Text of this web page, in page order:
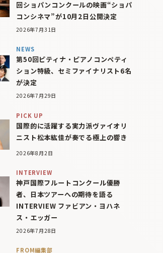
回ショパンコンクールの映画“ショパ
コンシネマ”が10月2日公開決定
2026年7月31日
NEWS
第50回ピティナ・ピアノコンペティ
ション特級、セミファイナリスト6名
が決定
2026年7月29日
PICK UP
国際的に活躍する実力派ヴァイオリ
ニスト松本紘佳が奏でる極上の響き
2026年8月2日
INTERVIEW
神戸国際フルートコンクール優勝
者、日本ツアーへの期待を語る
INTERVIEW ファビアン・ヨハネ
ス・エッガー
2026年7月28日
FROM編集部